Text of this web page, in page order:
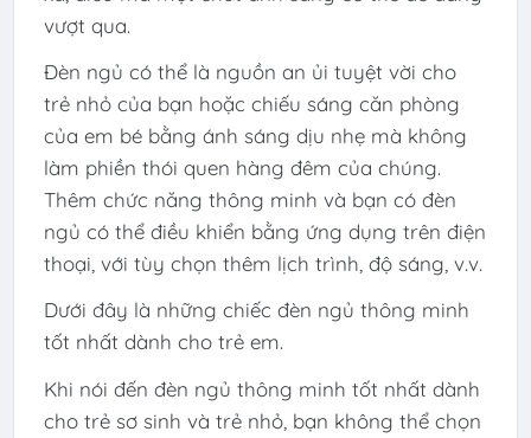
vượt qua.
Đèn ngủ có thể là nguồn an ủi tuyệt vời cho
trẻ nhỏ của bạn hoặc chiếu sáng căn phòng
của em bé bằng ánh sáng dịu nhẹ mà không
làm phiền thói quen hàng đêm của chúng.
Thêm chức năng thông minh và bạn có đèn
ngủ có thể điều khiển bằng ứng dụng trên điện
thoại, với tùy chọn thêm lịch trình, độ sáng, v.v.
Dưới đây là những chiếc đèn ngủ thông minh
tốt nhất dành cho trẻ em.
Khi nói đến đèn ngủ thông minh tốt nhất dành
cho trẻ sơ sinh và trẻ nhỏ, bạn không thể chọn